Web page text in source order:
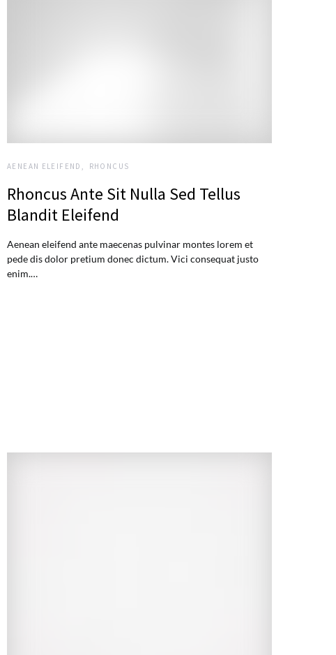
AENEAN ELEIFEND RHONCUS
Rhoncus Ante Sit Nulla Sed Tellus
Blandit Eleifend
Aenean eleifend ante maecenas pulvinar montes lorem et
pede dis dolor pretium donec dictum. Vici consequat justo
enim.…